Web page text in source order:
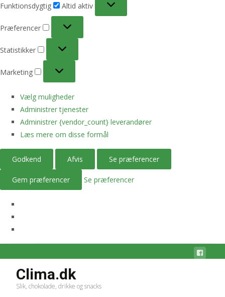
Funktionsdygtig
Altid aktiv
Præferencer
Statistikker
Marketing
Vælg muligheder
Administrer tjenester
Administrer {vendor_count} leverandører
Læs mere om disse formål
Godkend Afvis Se præferencer
Gem præferencer Se præferencer
Clima.dk
Slik, chokolade, drikke og snacks